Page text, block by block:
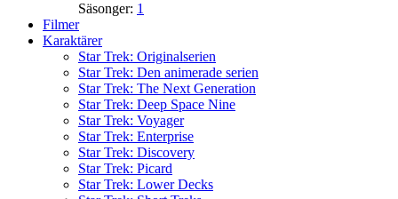
Säsonger: 1
Filmer
Karaktärer
Star Trek: Originalserien
Star Trek: Den animerade serien
Star Trek: The Next Generation
Star Trek: Deep Space Nine
Star Trek: Voyager
Star Trek: Enterprise
Star Trek: Discovery
Star Trek: Picard
Star Trek: Lower Decks